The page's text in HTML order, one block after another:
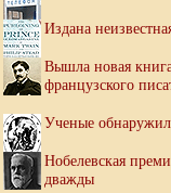
Издана
Вышла новая
французского
Ученые
Нобелевская
дважды